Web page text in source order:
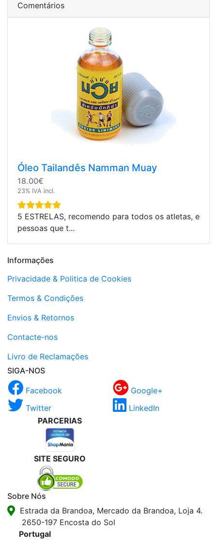
Comentários
Óleo Tailandês Namman Muay
18.00€
23% IVA incl.
5 ESTRELAS, recomendo para todos os atletas, e
pessoas que t...
Informações
Privacidade & Politica de Cookies
Termos & Condições
Envios & Retornos
Contacte-nos
Livro de Reclamações
SIGA-NOS
Facebook
Google+
Twitter
LinkedIn
PARCERIAS
SITE SEGURO
Sobre Nós
Estrada da Brandoa, Mercado da Brandoa, Loja 4.
2650-197 Encosta do Sol
Portugal